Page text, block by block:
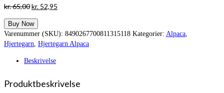
kr.65,00Den
pris
var:
kr. 65,00.
kr. 52,95
er:
kr. 52,95.
Buy Now
Varenummer (SKU): 8490267700811315118 Kategorier: Alpaca,
Hjertegarn, Hjertegarn Alpaca
Beskrivelse
Produktbeskrivelse